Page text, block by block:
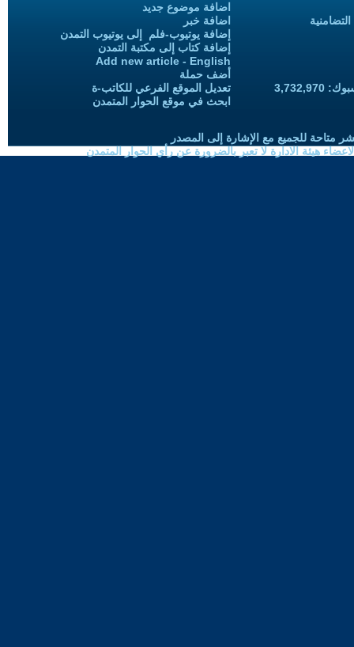
اضافة موضوع جديد
اضافة خبر
إضافة يوتيوب-فلم إلى يوتيوب التمدن
إضافة كتاب إلى مكتبة التمدن
Add new article - English
أضف حملة
تعديل الموقع الفرعي للكاتب-ة
ابحث في موقع الحوار المتمدن
متاحة للجميع مع الإشارة إلى المصدر
هيئة الادارة لا تعبر بالضرورة عن رأي الحوار المتمدن